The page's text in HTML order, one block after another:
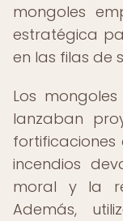
mongoles
estratégica
en las filas de
Los
lanzaban
incendios
moral y la
Además,